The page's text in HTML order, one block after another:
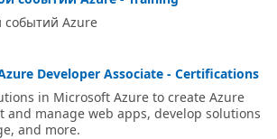
событий Azure
Developer Associate - Certifications
in Microsoft Azure to create Azure
and manage web apps, develop solutions
and more.